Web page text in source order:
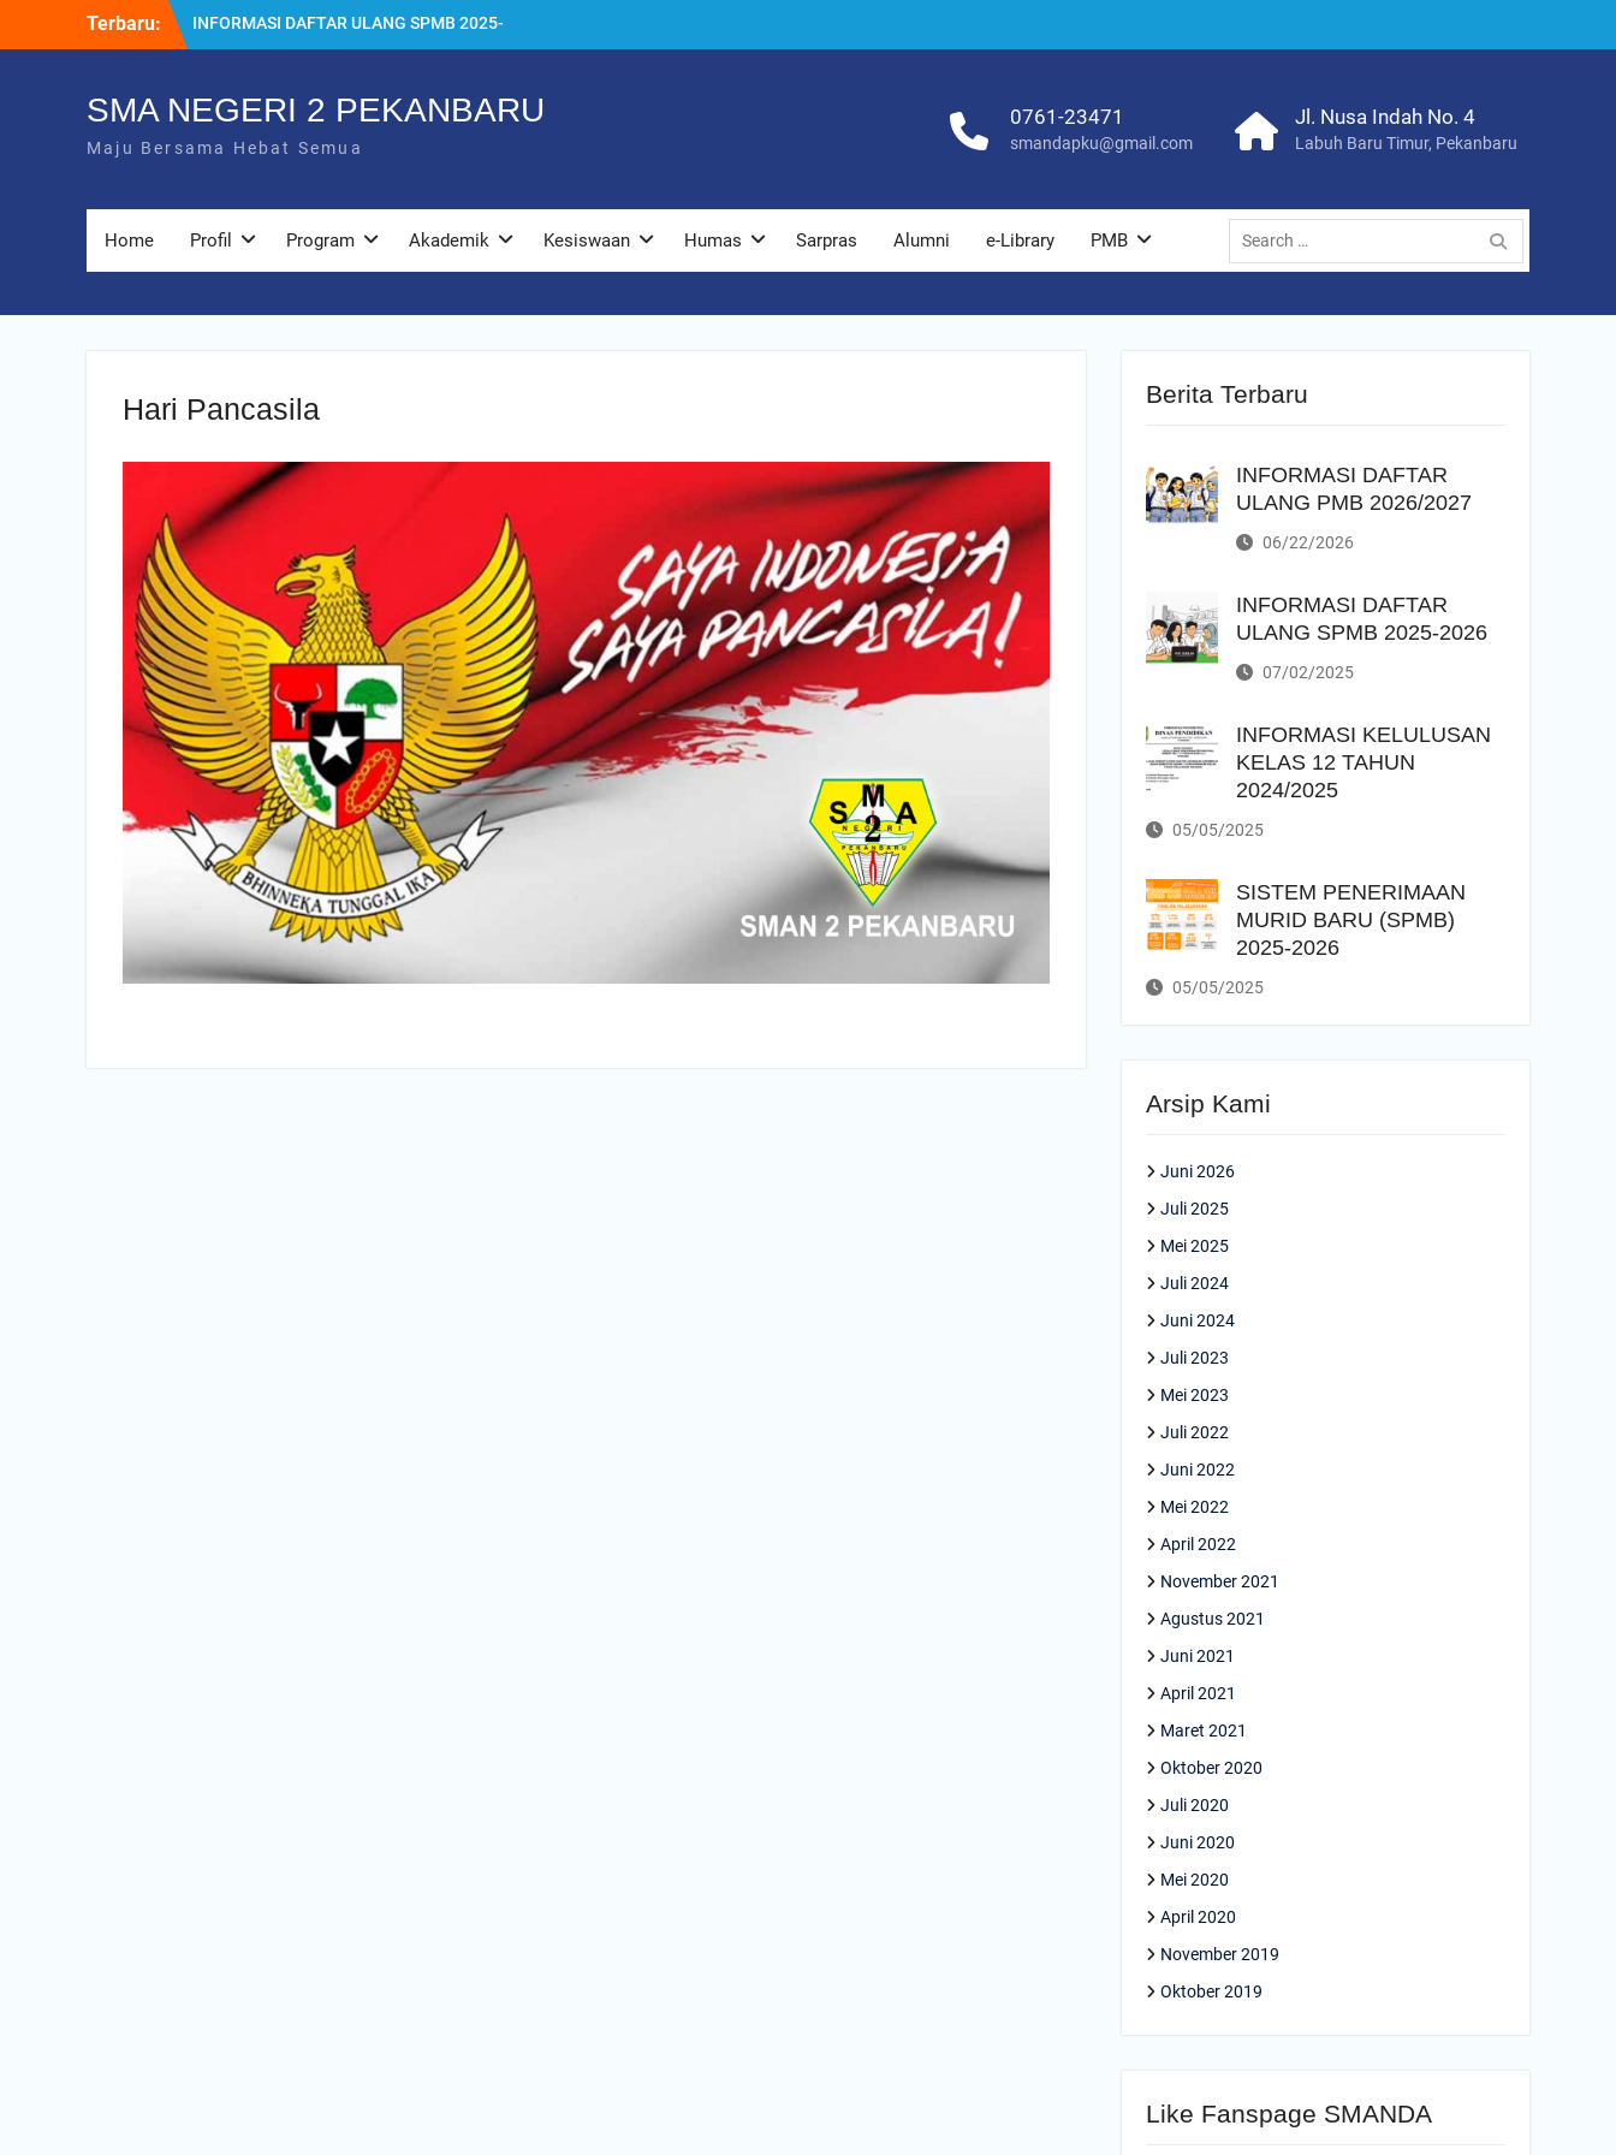
Terbaru:
INFORMASI DAFTAR ULANG SPMB 2025-
2026
2024/2025
SISTEM PENERIMAAN MURID BARU
(SPMB) 2025-2026
SMA NEGERI 2 PEKANBARU
Maju Bersama Hebat Semua
0761-23471
smandapku@gmail.com
Jl. Nusa Indah No. 4
Labuh Baru Timur, Pekanbaru
Home Profil Program Akademik Kesiswaan Humas Sarpras Alumni e-Library PMB
Search
for:
Hari Pancasila Berita Terbaru
INFORMASI DAFTAR
ULANG PMB 2026/2027
06/22/2026
INFORMASI DAFTAR
ULANG SPMB 2025-2026
07/02/2025
INFORMASI KELULUSAN
KELAS 12 TAHUN
2024/2025
05/05/2025
SISTEM PENERIMAAN
MURID BARU (SPMB)
2025-2026
05/05/2025
Arsip Kami
Juni 2026
Juli 2025
Mei 2025
Juli 2024
Juni 2024
Juli 2023
Mei 2023
Juli 2022
Juni 2022
Mei 2022
April 2022
November 2021
Agustus 2021
Juni 2021
April 2021
Maret 2021
Oktober 2020
Juli 2020
Juni 2020
Mei 2020
April 2020
November 2019
Oktober 2019
Like Fanspage SMANDA